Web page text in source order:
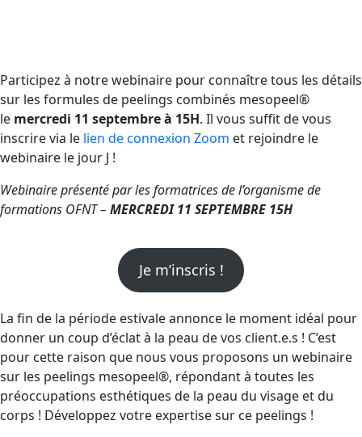
Participez à notre webinaire pour connaître tous les détails
sur les formules de peelings combinés mesopeel®
le mercredi 11 septembre à 15H. Il vous suffit de vous
inscrire via le lien de connexion Zoom et rejoindre le
webinaire le jour J !
Webinaire présenté par les formatrices de l’organisme de
formations OFNT – MERCREDI 11 SEPTEMBRE 15H
Je m’inscris !
La fin de la période estivale annonce le moment idéal pour
donner un coup d’éclat à la peau de vos client.e.s ! C’est
pour cette raison que nous vous proposons un webinaire
sur les peelings mesopeel®, répondant à toutes les
préoccupations esthétiques de la peau du visage et du
corps ! Développez votre expertise sur ce peelings !